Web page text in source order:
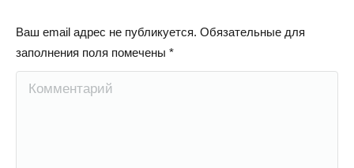
Ваш email адрес не публикуется. Обязательные для
заполнения поля помечены *
Комментарий